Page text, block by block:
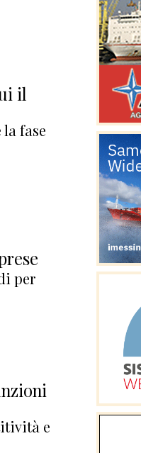
il
fase
per
e